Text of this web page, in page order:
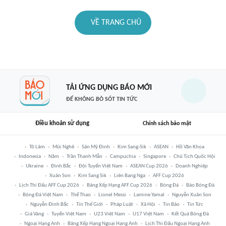
VỀ TRANG CHỦ
TẢI ỨNG DỤNG BÁO MỚI
ĐỂ KHÔNG BỎ SÓT TIN TỨC
Điều khoản sử dụng Chính sách bảo mật
Tô Lâm Mũi Nghê Sân Mỹ Đình Kim Sang-Sik ASEAN
Hồ Văn Khoa
Indonesia
Năm Trần Thanh Mẫn Campuchia Singapore
Chủ Tịch Quốc Hội
Ukraine
Đình Bắc Đội Tuyển Việt Nam ASEAN Cup 2026
Doanh Nghiệp
Xuân Son
Kim Sang Sik Liên Bang Nga
AFF Cup 2026
Lịch Thi Đấu AFF Cup 2026
Bảng Xếp Hạng AFF Cup 2026 Bóng Đá
Báo Bóng Đá
Bóng Đá Việt Nam
Thể Thao Lionel Messi Lamine Yamal
Nguyễn Xuân Son
Nguyễn Đình Bắc
Tin Thế Giới Pháp Luật Xã Hội Tin Bão
Tin Tức
Giá Vàng
Tuyển Việt Nam U23 Việt Nam U17 Việt Nam
Kết Quả Bóng Đá
Ngoại Hạng Anh
Bảng Xếp Hạng Ngoại Hạng Anh Lịch Thi Đấu Ngoại Hạng Anh